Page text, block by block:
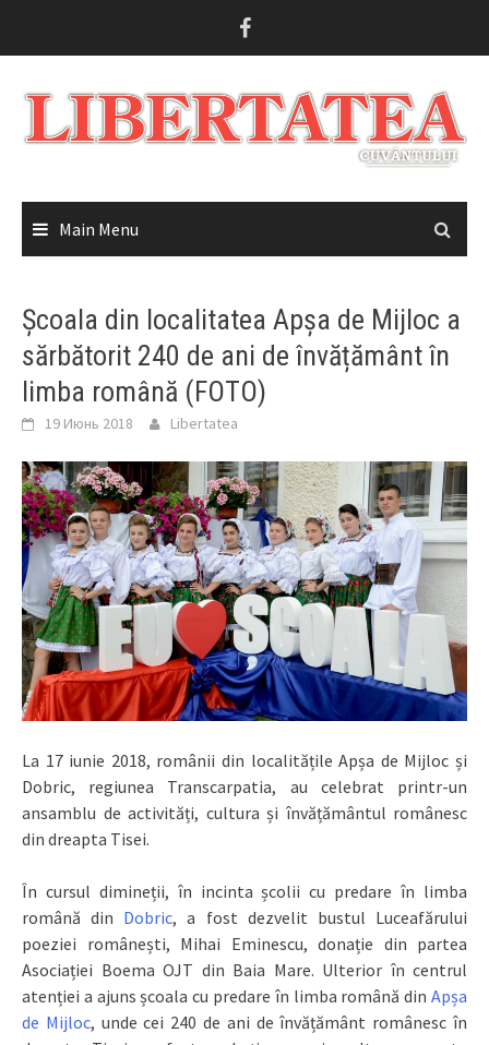
Main Menu
Școala din localitatea Apșa de Mijloc a
sărbătorit 240 de ani de învățământ în
limba română (FOTO)
19 Июнь 2018 Libertatea
La 17 iunie 2018, românii din localitățile Apșa de Mijloc și
Dobric, regiunea Transcarpatia, au celebrat printr-un
ansamblu de activități, cultura și învățământul românesc
din dreapta Tisei.
În cursul dimineții, în incinta școlii cu predare în limba
română din Dobric, a fost dezvelit bustul Luceafărului
poeziei românești, Mihai Eminescu, donație din partea
Asociației Boema OJT din Baia Mare. Ulterior în centrul
atenției a ajuns școala cu predare în limba română din Apșa
de Mijloc, unde cei 240 de ani de învățământ românesc în